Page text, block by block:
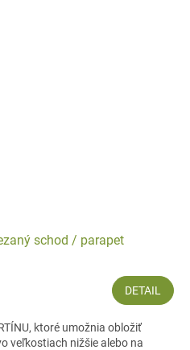
schod / parapet
DETAIL
ktoré umožnia obložiť
veľkostiach nižšie alebo na